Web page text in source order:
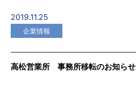
2019.11.25
企業情報
高松営業所 事務所移転のお知らせ